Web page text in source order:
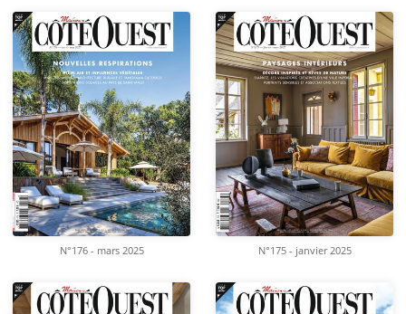
N°176 - mars 2025 N°175 - janvier 2025